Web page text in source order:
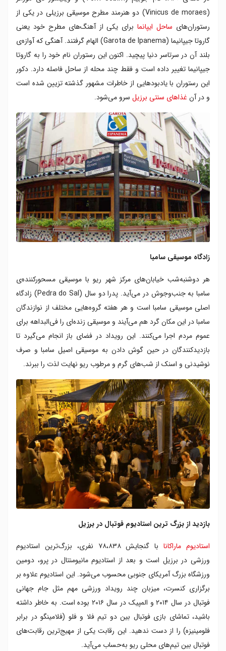
(Vinicus de moraes) دو هنرمند مطرح موسیقی برزیلی در یکی از
رستوران‌های ساحل ایپانمابرای یکی از آهنگ‌های مطرح خود یعنی
گاروتا جیپانیما (Garota de Ipanema) الهام گرفتند. آهنگی که آوازه‌ی
بلند آن در سرتاسر دنیا پیچید. اکنون این رستوران نام خود را به گاروتا
جیپانیما تغییر داده است و فقط چند محله از ساحل فاصله دارد. دکور
این رستوران با یادبودهایی از خاطرات مشهور گذشته تزیین شده است
و در آن غذاهای سنتی برزیل سرو می‌شود.
زادگاه موسیقی سامبا
هر دوشنبه‌شب خیابان‌های مرکز شهر ریو با موسیقی مسحورکننده‌ی
سامبا به جنب‌وجوش در می‌آید. پدرا دو سال (Pedra do Sal) زادگاه
اصلی موسیقی سامبا است و هر هفته گروه‌هایی مختلف از نوازندگان
سامبا در این مکان گرد هم می‌آیند و موسیقی زنده‌ای را فی‌البداهه برای
عموم مردم اجرا می‌کنند. این رویداد در فضای باز انجام می‌گیرد تا
بازدیدکنندگان در حین گوش دادن به موسیقی اصیل سامبا و صرف
نوشیدنی و اسنک از شب‌های گرم و مرطوب ریو نهایت لذت را ببرند.
بازدید از بزرگ ترین استادیوم فوتبال در برزیل
استادیوم ماراکانا
با گنجایش ۷۸،۸۳۸ نفری، بزرگ‌ترین استادیوم
ورزشی در برزیل است و بعد از استادیوم مانیومنتال در پرو، دومین
ورزشگاه بزرگ آمریکای جنوبی محسوب می‌شود. این استادیوم علاوه بر
برگزاری کنسرت، میزبان چند رویداد ورزشی مهم مثل جام جهانی
فوتبال در سال ۲۰۱۴ و المپیک در سال ۲۰۱۶ بوده است. به خاطر داشته
باشید، تماشای بازی فوتبال بین دو تیم فلا و فلو (فلامینگو در برابر
فلومینیزه) را از دست ندهید. این رقابت یکی از مهیج‌ترین رقابت‌های
فوتبال بین تیم‌های محلی ریو به‌حساب می‌آید.